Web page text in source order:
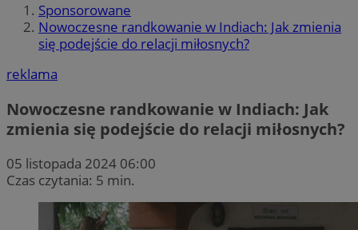
Sponsorowane
Nowoczesne randkowanie w Indiach: Jak zmienia
się podejście do relacji miłosnych?
reklama
Nowoczesne randkowanie w Indiach: Jak
zmienia się podejście do relacji miłosnych?
05 listopada 2024 06:00
Czas czytania: 5 min.